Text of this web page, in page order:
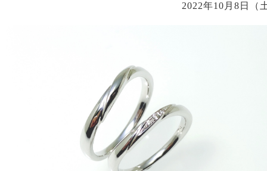
2022年10月8日（